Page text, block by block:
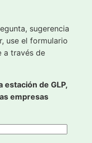
sugerencia
use el formulario
a través de
estación de GLP,
empresas